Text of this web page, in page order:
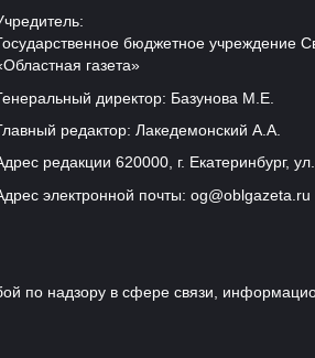
бюджетное учреждение
газета»
директор: Базунова М.Е.
редактор: Лакедемонский А.А.
редакции 620000, г. Екатеринбург,
электронной почты: og@oblgazeta.ru
надзору в сфере связи,